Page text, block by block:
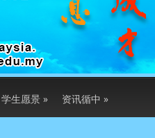
学生愿景 » 资讯循中 »